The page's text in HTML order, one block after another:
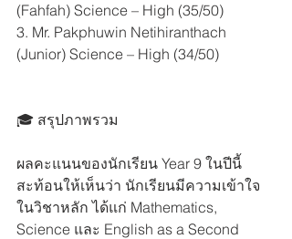
(Fahfah) Science – High (35/50)
3. Mr. Pakphuwin Netihiranthach
(Junior) Science – High (34/50)
🎓 สรุปภาพรวม
ผลคะแนนของนักเรียน Year 9 ในปีนี้
สะท้อนให้เห็นว่า นักเรียนมีความเข้าใจ
ในวิชาหลัก ได้แก่ Mathematics,
Science และ English as a Second